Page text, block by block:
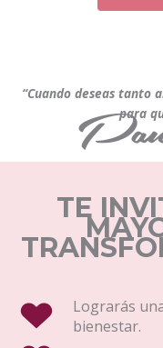
“Cuando deseas tanto
para
TE
Lograrás
bienestar.